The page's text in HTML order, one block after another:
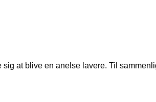
at blive en anelse lavere. Til